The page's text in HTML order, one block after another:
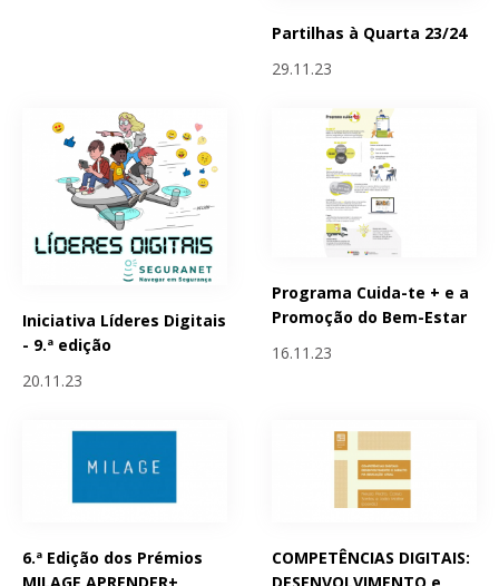
Partilhas à Quarta 23/24
29.11.23
Iniciativa Líderes Digitais
- 9.ª edição
20.11.23
Programa Cuida-te + e a
Promoção do Bem-Estar
16.11.23
6.ª Edição dos Prémios
COMPETÊNCIAS DIGITAIS: